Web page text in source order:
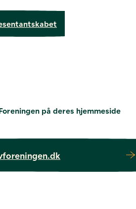
på deres hjemmeside